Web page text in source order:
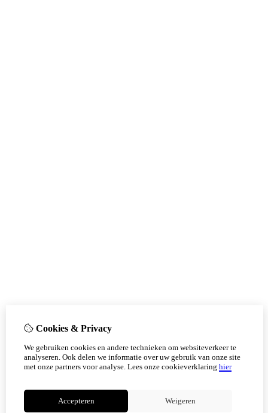
Cookies & Privacy
We gebruiken cookies en andere technieken om websiteverkeer te
analyseren. Ook delen we informatie over uw gebruik van onze site
met onze partners voor analyse. Lees onze cookieverklaring hier
Accepteren Weigeren